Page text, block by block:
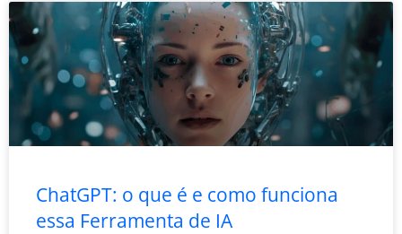
ChatGPT: o que é e como funciona
essa Ferramenta de IA